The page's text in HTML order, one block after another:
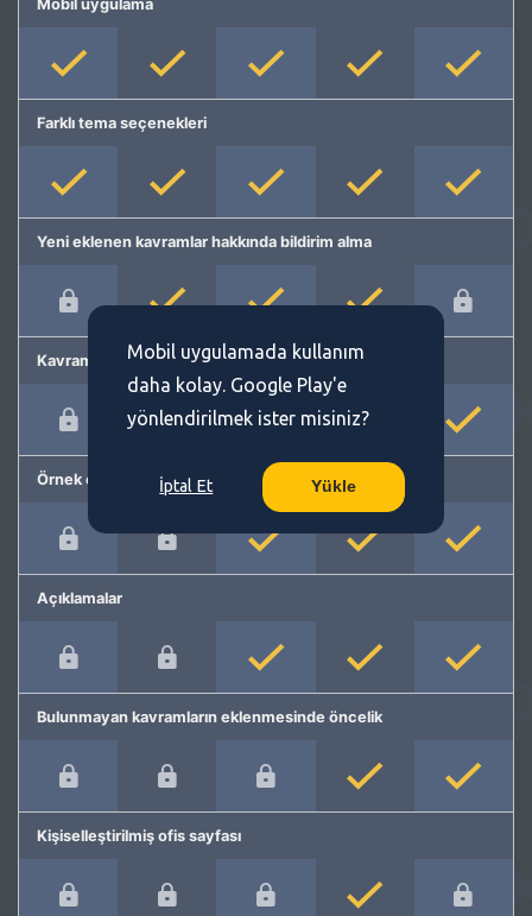
Mobil uygulama
Farklı tema seçenekleri
Yeni eklenen kavramlar hakkında bildirim alma
Kavram önerme
Örnek cümleler
Açıklamalar
Bulunmayan kavramların eklenmesinde öncelik
Kişiselleştirilmiş ofis sayfası
Mobil uygulamada kullanım
daha kolay. Google Play'e
yönlendirilmek ister misiniz?
İptal Et Yükle